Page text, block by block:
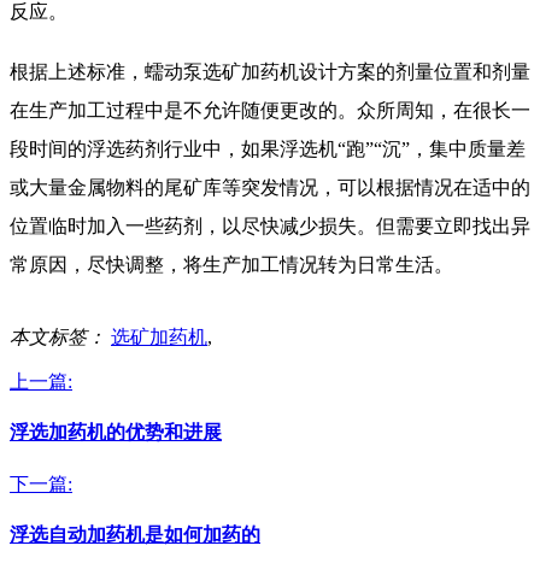
反应。
根据上述标准，蠕动泵选矿加药机设计方案的剂量位置和剂量
在生产加工过程中是不允许随便更改的。众所周知，在很长一
段时间的浮选药剂行业中，如果浮选机“跑”“沉”，集中质量差
或大量金属物料的尾矿库等突发情况，可以根据情况在适中的
位置临时加入一些药剂，以尽快减少损失。但需要立即找出异
常原因，尽快调整，将生产加工情况转为日常生活。
本文标签： 选矿加药机,
上一篇:
浮选加药机的优势和进展
下一篇:
浮选自动加药机是如何加药的